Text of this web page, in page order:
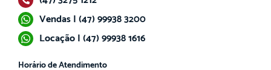
Vendas | (47) 99938 3200
Locação | (47) 99938 1616
Horário de Atendimento